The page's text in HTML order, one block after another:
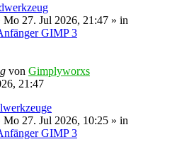
Mo 27. Jul 2026, 21:47 » in
GIMP 3
von Gimplyworxs
21:47
Mo 27. Jul 2026, 10:25 » in
GIMP 3